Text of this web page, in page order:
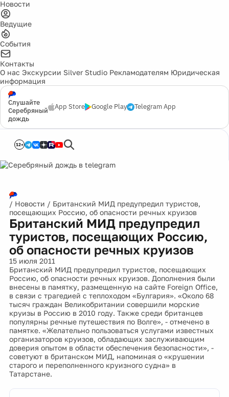
Новости
Ведущие
События
Контакты
О нас Экскурсии Silver Studio Рекламодателям Юридическая
информация
Слушайте
Серебряный
дождь
App Store Google Play Telegram App
12+
/ Новости / Британский МИД предупредил туристов,
посещающих Россию, об опасности речных круизов
Британский МИД предупредил
туристов, посещающих Россию,
об опасности речных круизов
15 июля 2011
Британский МИД предупредил туристов, посещающих
Россию, об опасности речных круизов. Дополнения были
внесены в памятку, размещенную на сайте Foreign Office,
в связи с трагедией с теплоходом «Булгария». «Около 68
тысяч граждан Великобритании совершили морские
круизы в Россию в 2010 году. Также среди британцев
популярны речные путешествия по Волге», - отмечено в
памятке. «Желательно пользоваться услугами известных
организаторов круизов, обладающих заслуживающим
доверия опытом в области обеспечения безопасности», -
советуют в британском МИД, напоминая о «крушении
старого и переполненного круизного судна» в
Татарстане.